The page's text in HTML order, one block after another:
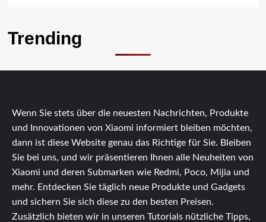
Trending
Wenn Sie stets über die neuesten Nachrichten, Produkte
und Innovationen von Xiaomi informiert bleiben möchten,
dann ist diese Website genau das Richtige für Sie. Bleiben
Sie bei uns, und wir präsentieren Ihnen alle Neuheiten von
Xiaomi und deren Submarken wie Redmi, Poco, Mijia und
mehr. Entdecken Sie täglich neue Produkte und Gadgets
und sichern Sie sich diese zu den besten Preisen.
Zusätzlich bieten wir in unseren Tutorials nützliche Tipps,